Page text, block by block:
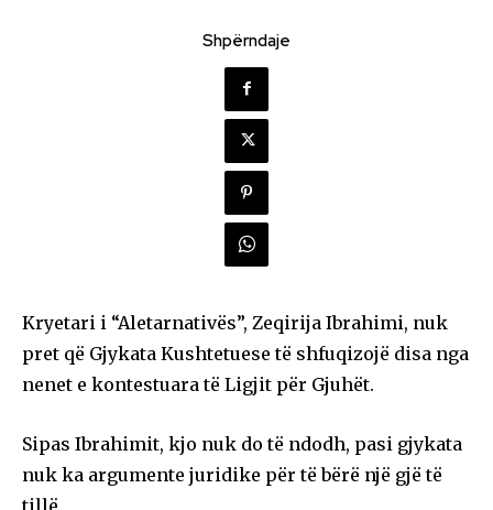
Shpërndaje
Kryetari i “Aletarnativës”, Zeqirija Ibrahimi, nuk
pret që Gjykata Kushtetuese të shfuqizojë disa nga
nenet e kontestuara të Ligjit për Gjuhët.
Sipas Ibrahimit, kjo nuk do të ndodh, pasi gjykata
nuk ka argumente juridike për të bërë një gjë të
tillë.